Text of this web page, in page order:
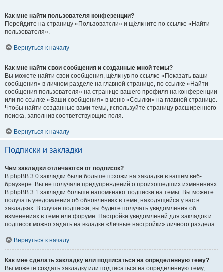
Как мне найти пользователя конференции?
Перейдите на страницу «Пользователи» и щёлкните по ссылке «Найти
пользователя».
Вернуться к началу
Как мне найти свои сообщения и созданные мной темы?
Вы можете найти свои сообщения, щёлкнув по ссылке «Показать ваши
сообщения» в личном разделе на главной странице, по ссылке «Найти
сообщения пользователя» на странице вашего профиля на конференции
или по ссылке «Ваши сообщения» в меню «Ссылки» на главной странице.
Чтобы найти созданные вами темы, используйте страницу расширенного
поиска, заполнив соответствующие поля.
Вернуться к началу
Подписки и закладки
Чем закладки отличаются от подписок?
В phpBB 3.0 закладки были больше похожи на закладки в вашем веб-
браузере. Вы не получали предупреждений о произошедших изменениях.
В phpBB 3.1 закладки больше напоминают подписки на темы. Вы можете
получать уведомления об обновлениях в теме, находящейся у вас в
закладках. В случае подписки, вы будете получать уведомления об
изменениях в теме или форуме. Настройки уведомлений для закладок и
подписок можно задать на вкладке «Личные настройки» личного раздела.
Вернуться к началу
Как мне сделать закладку или подписаться на определённую тему?
Вы можете создать закладку или подписаться на определённую тему,